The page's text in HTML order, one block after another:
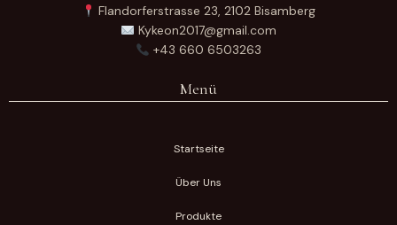
Flandorferstrasse 23, 2102 Bisamberg
Kykeon2017@gmail.com
+43 660 6503263
Menü
Startseite
Über Uns
Produkte